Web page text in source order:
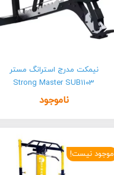
نیمکت مدرج استرانگ مستر
Strong Master SUB1103
ناموجود
موجود نیست!